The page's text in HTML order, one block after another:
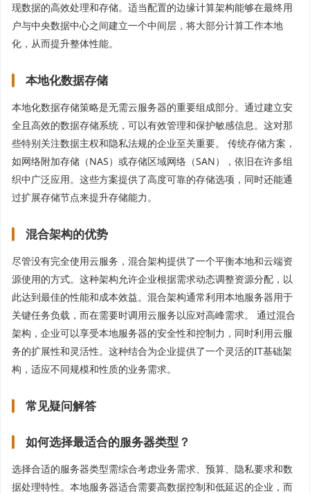
现数据的高效处理和存储。适当配置的边缘计算架构能够在最终用
户与中央数据中心之间建立一个中间层，将大部分计算工作本地
化，从而提升整体性能。
本地化数据存储
本地化数据存储策略是无需云服务器的重要组成部分。通过建立安
全且高效的数据存储系统，可以有效管理和保护敏感信息。这对那
些特别关注数据主权和隐私法规的企业至关重要。 传统存储方案，
如网络附加存储（NAS）或存储区域网络（SAN），依旧在许多组
织中广泛应用。这些方案提供了高度可靠的存储选项，同时还能通
过扩展存储节点来提升存储能力。
混合架构的优势
尽管没有完全使用云服务，混合架构提供了一个平衡本地和云端资
源使用的方式。这种架构允许企业根据需求动态调整资源分配，以
此达到最佳的性能和成本效益。混合架构通常利用本地服务器用于
关键任务负载，而在需要时调用云服务以应对高峰需求。 通过混合
架构，企业可以享受本地服务器的安全性和控制力，同时利用云服
务的扩展性和灵活性。这种结合为企业提供了一个灵活的IT基础架
构，适应不同规模和性质的业务需求。
常见疑问解答
如何选择最适合的服务器类型？
选择合适的服务器类型需综合考虑业务需求、预算、隐私要求和数
据处理特性。本地服务器适合需要高数据控制和低延迟的企业，而